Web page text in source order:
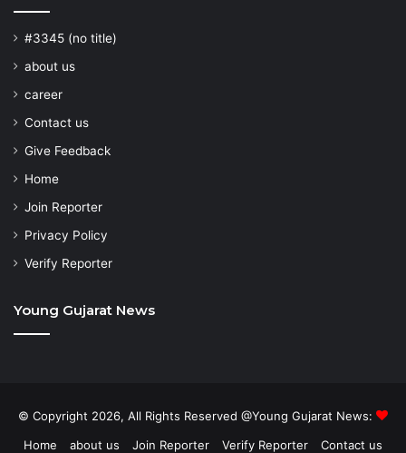
#3345 (no title)
about us
career
Contact us
Give Feedback
Home
Join Reporter
Privacy Policy
Verify Reporter
Young Gujarat News
© Copyright 2026, All Rights Reserved @Young Gujarat News:
Home
about us Join Reporter Verify Reporter Contact us